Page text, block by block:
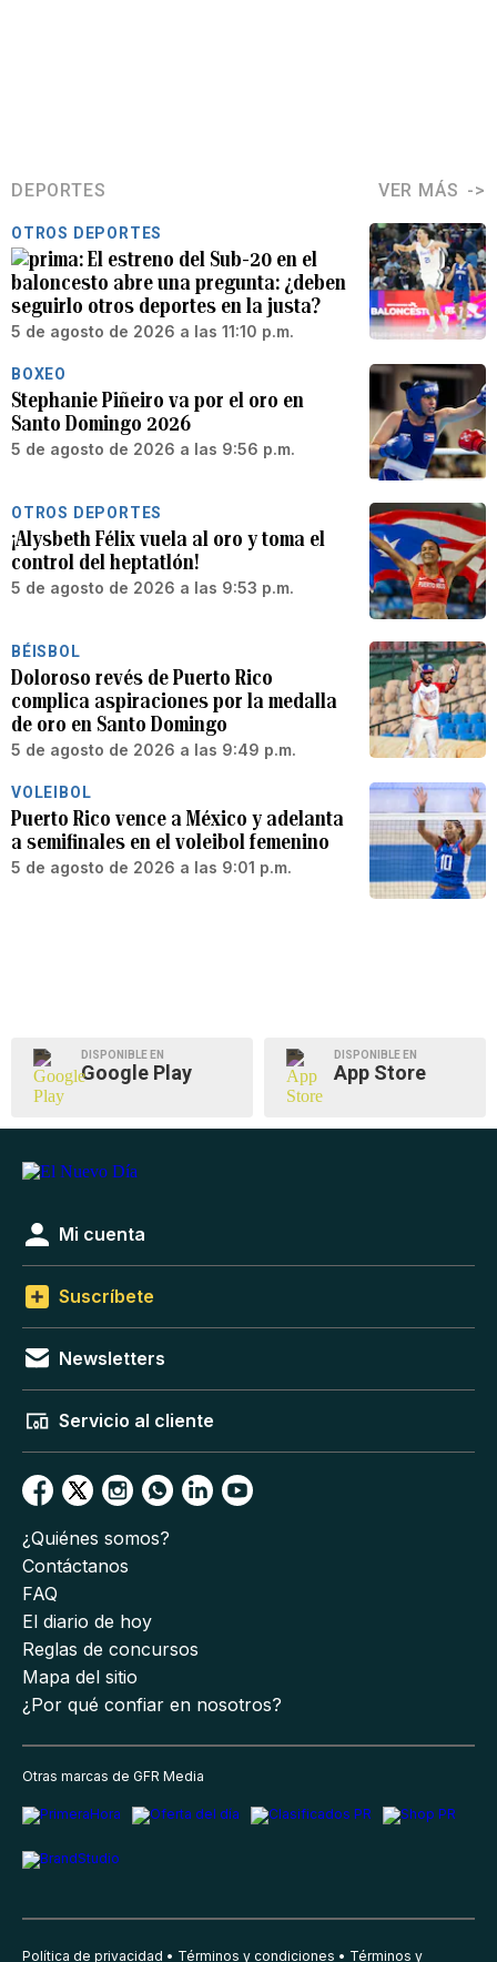
DEPORTES VER MÁS
OTROS DEPORTES
El estreno del Sub-20 en el
baloncesto abre una pregunta: ¿deben
seguirlo otros deportes en la justa?
5 de agosto de 2026 a las 11:10 p.m.
BOXEO
Stephanie Piñeiro va por el oro en
Santo Domingo 2026
5 de agosto de 2026 a las 9:56 p.m.
OTROS DEPORTES
¡Alysbeth Félix vuela al oro y toma el
control del heptatlón!
5 de agosto de 2026 a las 9:53 p.m.
BÉISBOL
Doloroso revés de Puerto Rico
complica aspiraciones por la medalla
de oro en Santo Domingo
5 de agosto de 2026 a las 9:49 p.m.
VOLEIBOL
Puerto Rico vence a México y adelanta
a semifinales en el voleibol femenino
5 de agosto de 2026 a las 9:01 p.m.
DISPONIBLE EN
Google Play
DISPONIBLE EN
App Store
Mi cuenta
Suscríbete
Newsletters
Servicio al cliente
¿Quiénes somos?
Contáctanos
FAQ
El diario de hoy
Reglas de concursos
Mapa del sitio
¿Por qué confiar en nosotros?
Otras marcas de GFR Media
Política de privacidad Términos y condiciones Términos y